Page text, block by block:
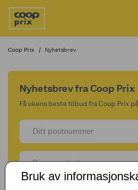
Coop Prix Nyhetsbrev
Nyhetsbrev fra Coop Prix
Få ukens beste tilbud fra Coop Prix
Bruk av